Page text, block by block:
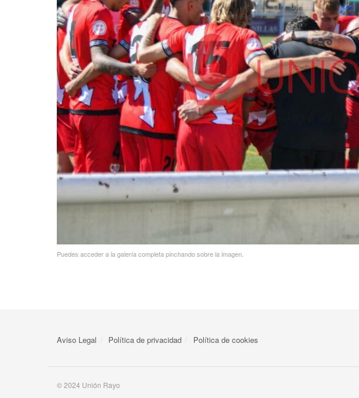
Puedes acceder a la galería completa pinchando sobre la imagen.
Aviso Legal Política de privacidad Política de cookies
© 2024 Unión Rayo